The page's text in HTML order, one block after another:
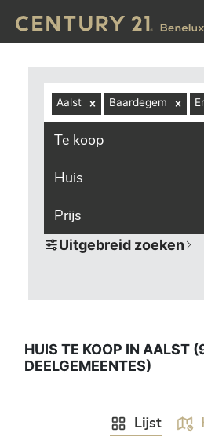
Aalst Baardegem
Te koop
Huis
Prijs
Uitgebreid zoeken
HUIS TE KOOP IN AALST
DEELGEMEENTES)
Lijst